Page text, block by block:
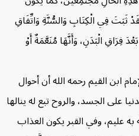
فِي الْكِتَابِ وَالسُّنَّةِ وَاتِّفَاقِ
الْبَدَنِ، وَأَنَّهَا مُنَعَّمَةٌ أَوْ
القيم رحمه الله أن أحوال
على الجسد، والروح تبع له ينالها
عليم، وفي القبر يكون العذاب